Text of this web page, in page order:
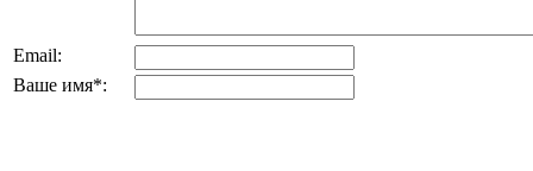
Email:
Ваше имя*: